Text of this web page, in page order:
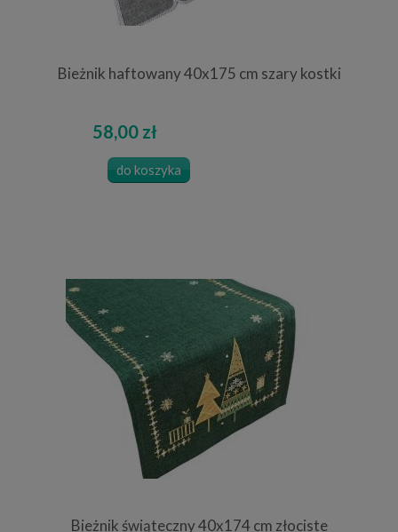
Bieżnik haftowany 40x175 cm szary kostki
58,00 zł
do koszyka
Bieżnik świąteczny 40x174 cm złociste